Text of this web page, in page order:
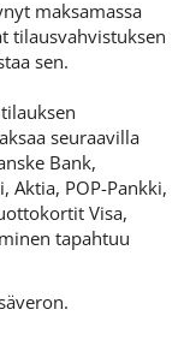
maksamassa
tilausvahvistuksen
sen.
seuraavilla
Bank,
Aktia, POP-Pankki,
Visa,
tapahtuu